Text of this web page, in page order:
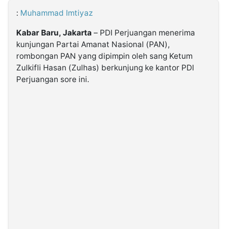
: Muhammad Imtiyaz
Kabar Baru, Jakarta – PDI Perjuangan menerima
kunjungan Partai Amanat Nasional (PAN),
rombongan PAN yang dipimpin oleh sang Ketum
Zulkifli Hasan (Zulhas) berkunjung ke kantor PDI
Perjuangan sore ini.